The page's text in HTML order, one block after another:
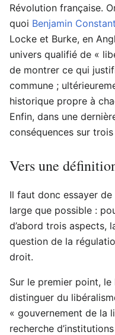
Révolution française.
quoi Benjamin Constant
Locke et Burke, en
univers qualifié de «
de montrer ce qui
commune ;
historique propre à
Enfin, dans une
conséquences sur
Vers une
Il faut donc essayer
large que possible :
d’abord trois aspects,
question de la
droit.
Sur le premier point,
distinguer du
« gouvernement de la
recherche